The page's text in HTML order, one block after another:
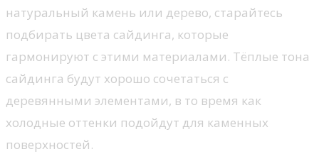
натуральный камень или дерево, старайтесь
подбирать цвета сайдинга, которые
гармонируют с этими материалами. Тёплые тона
сайдинга будут хорошо сочетаться с
деревянными элементами, в то время как
холодные оттенки подойдут для каменных
поверхностей.